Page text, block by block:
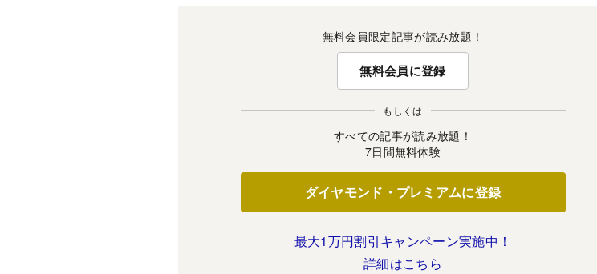
無料会員限定記事が読み放題！
無料会員に登録
もしくは
すべての記事が読み放題！
7日間無料体験
ダイヤモンド・プレミアムに登録
最大1万円割引キャンペーン実施中！
詳細はこちら